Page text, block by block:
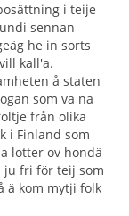
i teije
sennan
he in sorts
kall'a.
å staten
som va na
från olika
i Finland som
lotter ov hondä
ju fri för teij som
ä kom mytji folk